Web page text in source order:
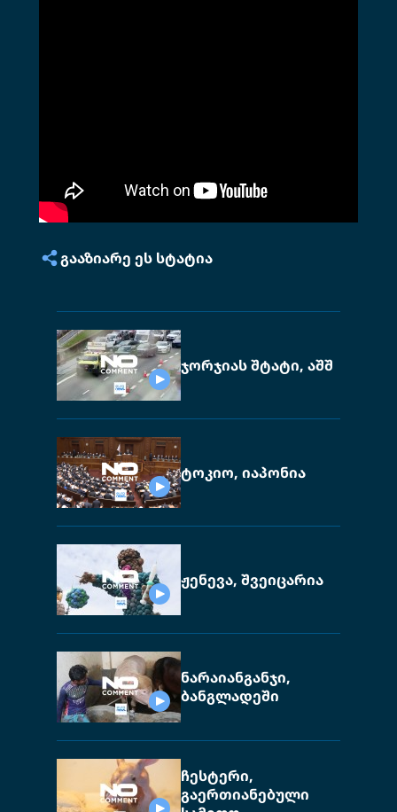
ᲒᲐᲐᲖᲘᲐᲠᲔ ᲔᲡ ᲡᲢᲐᲢᲘᲐ
ჯორჯიას შტატი, აშშ
ტოკიო, იაპონია
ჟენევა, შვეიცარია
ნარაიანგანჯი,
ბანგლადეში
ჩესტერი,
გაერთიანებული